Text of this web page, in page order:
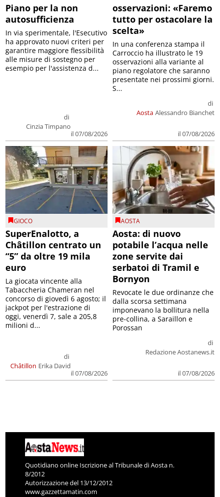
Piano per la non
autosufficienza
di
Cinzia Timpano
il 07/08/2026
In via sperimentale, l'Esecutivo
ha approvato nuovi criteri per
garantire maggiore flessibilità
alle misure di sostegno per
esempio per l'assistenza d...
osservazioni: «Faremo
tutto per ostacolare la
scelta»
Aosta
di
Alessandro Bianchet
il 07/08/2026
In una conferenza stampa il
Carroccio ha illustrato le 19
osservazioni alla variante al
piano regolatore che saranno
presentate nei prossimi giorni.
S...
GIOCO
SuperEnalotto, a
Châtillon centrato un
“5” da oltre 19 mila
euro
Châtillon
di
Erika David
il 07/08/2026
La giocata vincente alla
Tabaccheria Chameran nel
concorso di giovedì 6 agosto; il
jackpot per l'estrazione di
oggi, venerdì 7, sale a 205,8
milioni d...
AOSTA
Aosta: di nuovo
potabile l’acqua nelle
zone servite dai
serbatoi di Tramil e
Bornyon
di
Redazione Aostanews.it
il 07/08/2026
Revocate le due ordinanze che
dalla scorsa settimana
imponevano la bollitura nella
pre-collina, a Saraillon e
Porossan
Quotidiano online Iscrizione al Tribunale di Aosta n.
8/2012
Autorizzazione del 13/12/2012
www.gazzettamatin.com